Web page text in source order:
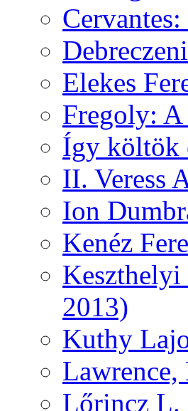
Elekes
Fregoly: A
Így költök
II. Veress
Ion
Kenéz
Keszthelyi
2013)
Kuthy
Lawrence,
Lőrincz L.